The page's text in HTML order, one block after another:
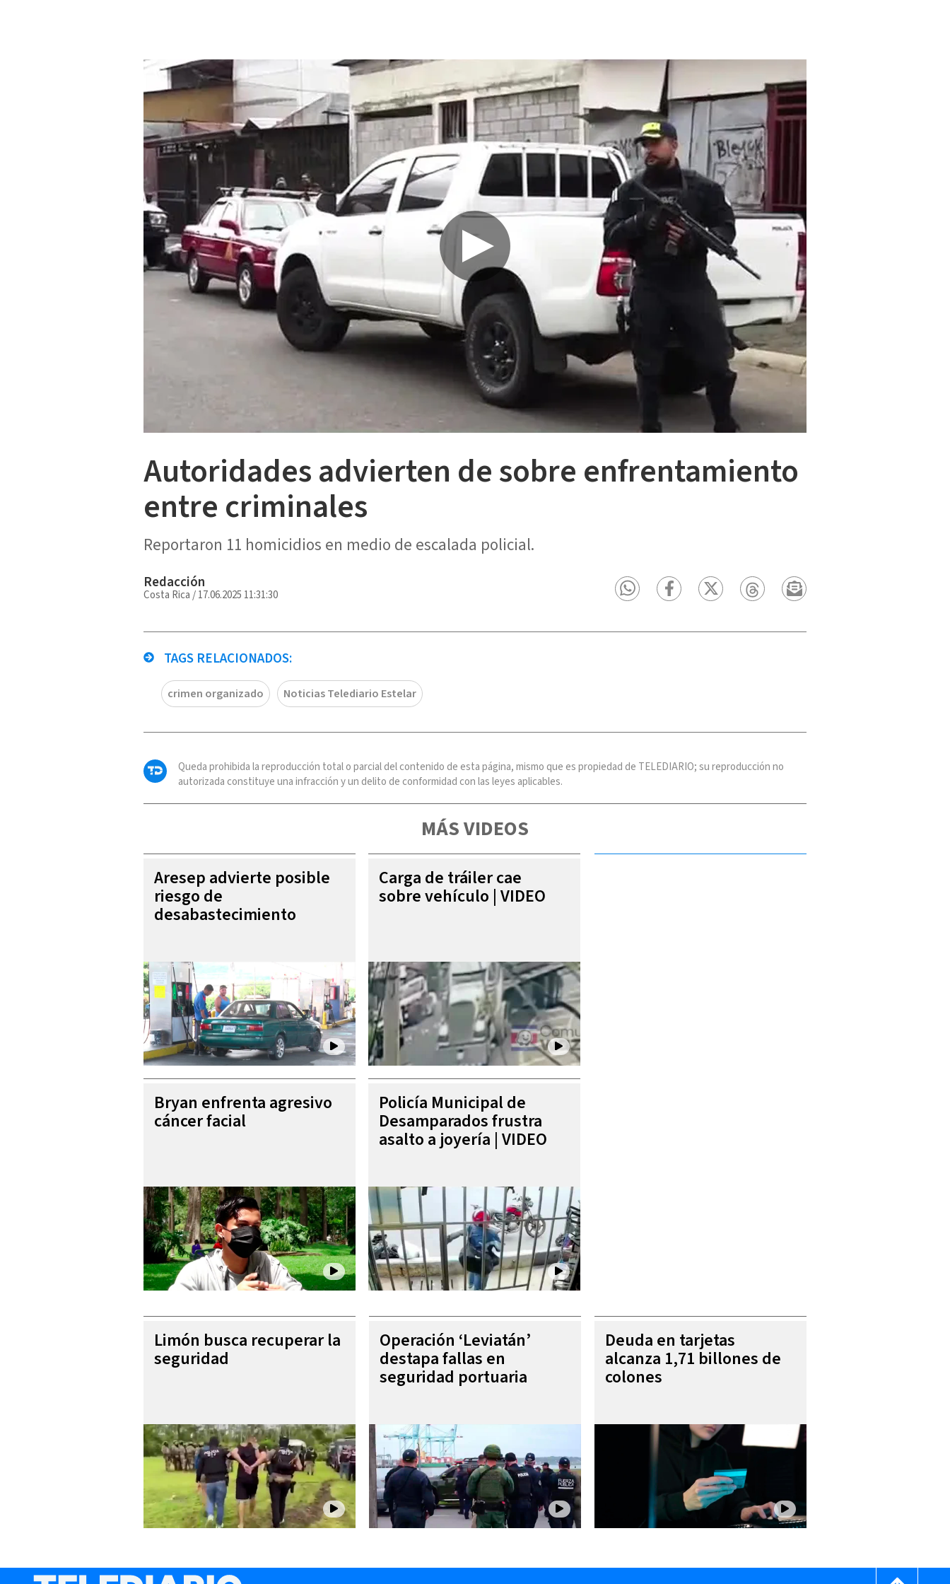
Autoridades advierten de sobre enfrentamiento
entre criminales
Reportaron 11 homicidios en medio de escalada policial.
Redacción
Costa Rica /17.06.2025 11:31:30
TAGS RELACIONADOS:
crimen organizado Noticias Telediario Estelar
Queda prohibida la reproducción total o parcial del contenido de esta página, mismo que es propiedad de TELEDIARIO; su reproducción no
autorizada constituye una infracción y un delito de conformidad con las leyes aplicables.
MÁS VIDEOS
Aresep advierte posible
riesgo de
desabastecimiento
Carga de tráiler cae
sobre vehículo | VIDEO
Bryan enfrenta agresivo
cáncer facial
Policía Municipal de
Desamparados frustra
asalto a joyería | VIDEO
Limón busca recuperar la
seguridad
Operación ‘Leviatán’
destapa fallas en
seguridad portuaria
Deuda en tarjetas
alcanza 1,71 billones de
colones